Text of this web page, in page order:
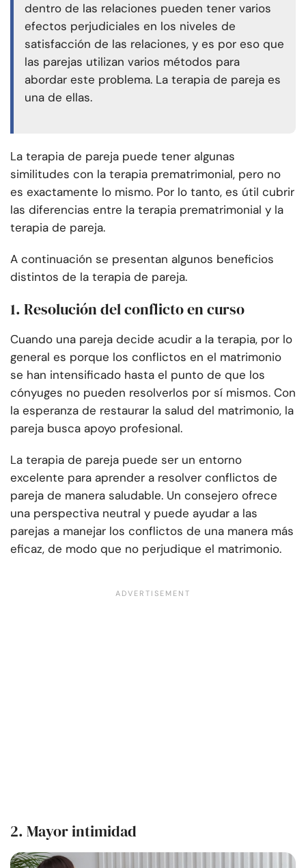
dentro de las relaciones pueden tener varios
efectos perjudiciales en los niveles de
satisfacción de las relaciones, y es por eso que
las parejas utilizan varios métodos para
abordar este problema. La terapia de pareja es
una de ellas.
La terapia de pareja puede tener algunas
similitudes con la terapia prematrimonial, pero no
es exactamente lo mismo. Por lo tanto, es útil cubrir
las diferencias entre la terapia prematrimonial y la
terapia de pareja.
A continuación se presentan algunos beneficios
distintos de la terapia de pareja.
1. Resolución del conflicto en curso
Cuando una pareja decide acudir a la terapia, por lo
general es porque los conflictos en el matrimonio
se han intensificado hasta el punto de que los
cónyuges no pueden resolverlos por sí mismos. Con
la esperanza de restaurar la salud del matrimonio, la
pareja busca apoyo profesional.
La terapia de pareja puede ser un entorno
excelente para aprender a resolver conflictos de
pareja de manera saludable. Un consejero ofrece
una perspectiva neutral y puede ayudar a las
parejas a manejar los conflictos de una manera más
eficaz, de modo que no perjudique el matrimonio.
2. Mayor intimidad